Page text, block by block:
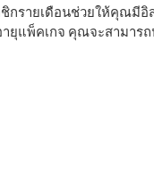
กรายเดือนช่วยให้คุณมีอิ
ยุแพ็คเกจ คุณจะสามาร